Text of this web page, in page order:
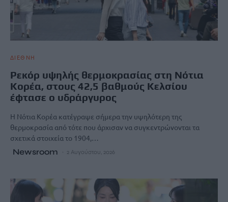
ΔΙΕΘΝΗ
Ρεκόρ υψηλής θερμοκρασίας στη Νότια
Κορέα, στους 42,5 βαθμούς Κελσίου
έφτασε ο υδράργυρος
Η Νότια Κορέα κατέγραψε σήμερα την υψηλότερη της
θερμοκρασία από τότε που άρχισαν να συγκεντρώνονται τα
σχετικά στοιχεία το 1904,…
Newsroom 2 Αυγούστου, 2026